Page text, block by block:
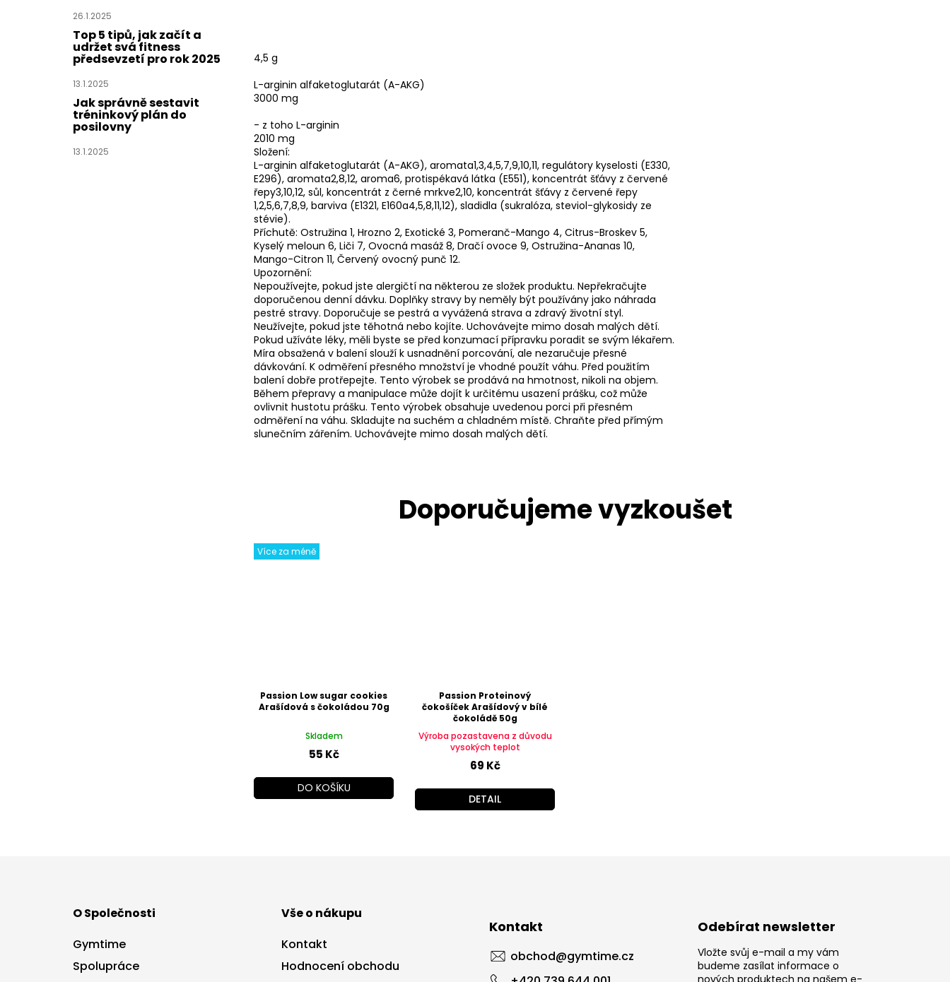
26.1.2025
Top 5 tipů, jak začít a
udržet svá fitness
předsevzetí pro rok 2025
13.1.2025
Jak správně sestavit
tréninkový plán do
posilovny
13.1.2025
Více za méně
Passion Low sugar cookies
Arašídová s čokoládou 70g
Skladem
55 Kč
DO KOŠÍKU
Passion Proteinový
čokošíček Arašídový v bílé
čokoládě 50g
Výroba pozastavena z důvodu
vysokých teplot
69 Kč
DETAIL
4,5 g
L-arginin alfaketoglutarát (A-AKG)
3000 mg
- z toho L-arginin
2010 mg
Složení:
L-arginin alfaketoglutarát (A-AKG), aromata1,3,4,5,7,9,10,11, regulátory kyselosti (E330,
E296), aromata2,8,12, aroma6, protispékavá látka (E551), koncentrát šťávy z červené
řepy3,10,12, sůl, koncentrát z černé mrkve2,10, koncentrát šťávy z červené řepy
1,2,5,6,7,8,9, barviva (E1321, E160a4,5,8,11,12), sladidla (sukralóza, steviol-glykosidy ze
stévie).
Příchutě: Ostružina 1, Hrozno 2, Exotické 3, Pomeranč-Mango 4, Citrus-Broskev 5,
Kyselý meloun 6, Liči 7, Ovocná masáž 8, Dračí ovoce 9, Ostružina-Ananas 10,
Mango-Citron 11, Červený ovocný punč 12.
Upozornění:
Nepoužívejte, pokud jste alergičtí na některou ze složek produktu. Nepřekračujte
doporučenou denní dávku. Doplňky stravy by neměly být používány jako náhrada
pestré stravy. Doporučuje se pestrá a vyvážená strava a zdravý životní styl.
Neužívejte, pokud jste těhotná nebo kojíte. Uchovávejte mimo dosah malých dětí.
Pokud užíváte léky, měli byste se před konzumací přípravku poradit se svým lékařem.
Míra obsažená v balení slouží k usnadnění porcování, ale nezaručuje přesné
dávkování. K odměření přesného množství je vhodné použít váhu. Před použitím
balení dobře protřepejte. Tento výrobek se prodává na hmotnost, nikoli na objem.
Během přepravy a manipulace může dojít k určitému usazení prášku, což může
ovlivnit hustotu prášku. Tento výrobek obsahuje uvedenou porci při přesném
odměření na váhu. Skladujte na suchém a chladném místě. Chraňte před přímým
slunečním zářením. Uchovávejte mimo dosah malých dětí.
O Společnosti
Gymtime
Spolupráce
Vše o nákupu
Kontakt
Hodnocení obchodu
Kontakt
obchod@gymtime.cz
Odebírat newsletter
Vložte svůj e-mail a my vám
budeme zasílat informace o
nových produktech na našem e-